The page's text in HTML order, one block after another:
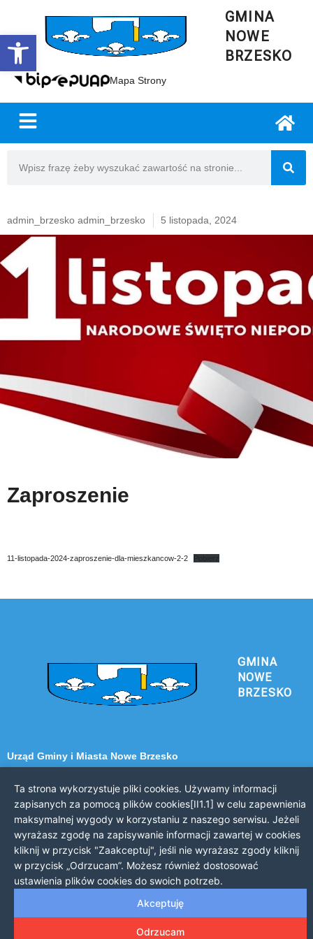
Open toolbar
GMINA
NOWE
BRZESKO
Mapa Strony
admin_brzesko admin_brzesko 5 listopada, 2024
Zaproszenie
11-listopada-2024-zaproszenie-dla-mieszkancow-2-2 Pobierz
GMINA
NOWE
BRZESKO
Urząd Gminy i Miasta Nowe Brzesko
32-120 Nowe Brzesko
ul. Krakowska 44
KONTAKT Z URZĘDEM
Telefon: 12 385 20 94
Faks: 12 385 03 55
Email: sekretariat@nowe-brzesko.pl
GODZINY PRACY
Ta strona wykorzystuje pliki cookies. Używamy informacji
zapisanych za pomocą plików cookies[II1.1] w celu zapewnienia
maksymalnej wygody w korzystaniu z naszego serwisu. Jeżeli
wyrażasz zgodę na zapisywanie informacji zawartej w cookies
kliknij w przycisk "Zaakceptuj", jeśli nie wyrażasz zgody kliknij
w przycisk „Odrzucam”. Możesz również dostosować
ustawienia plików cookies do swoich potrzeb.
Akceptuję
Odrzucam